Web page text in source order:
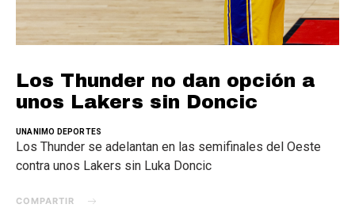
Los Thunder no dan opción a
unos Lakers sin Doncic
UNANIMO DEPORTES
Los Thunder se adelantan en las semifinales del Oeste
contra unos Lakers sin Luka Doncic
COMPARTIR